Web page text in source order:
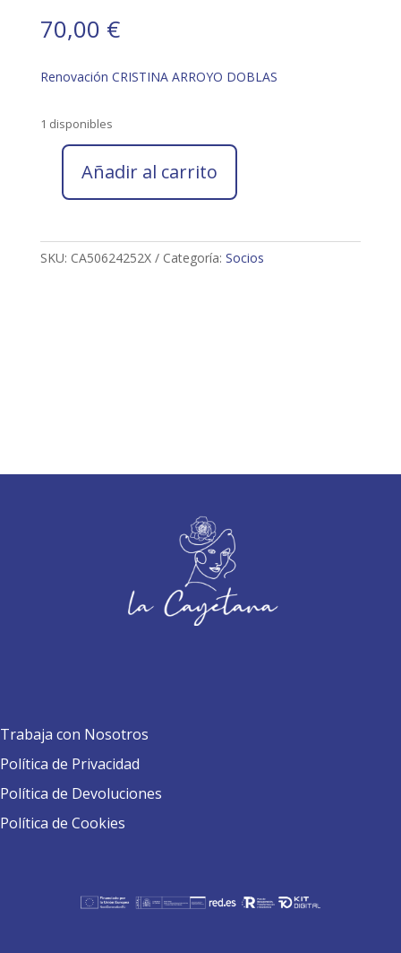
70,00 €
Renovación CRISTINA ARROYO DOBLAS
1 disponibles
2026
ARROYO
DOBLAS
Añadir al carrito
SKU: CA50624252X Categoría: Socios
Trabaja con Nosotros
Política de Privacidad
Política de Devoluciones
Política de Cookies